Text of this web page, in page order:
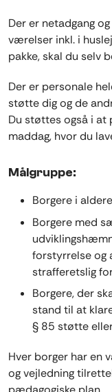
Der er netadgang
værelser inkl. i
pakke, skal du selv
Der er personale
støtte dig og de
Du støttes også i
maddag, hvor du
Målgruppe:
Borgere i
Borgere med
forstyrrelse og
strafferetslig
Borgere, der
stand til at
§ 85 støtte
Hver borger har en
og vejledning